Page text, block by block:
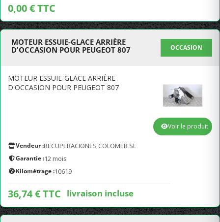
0,00 € TTC
MOTEUR ESSUIE-GLACE ARRIÈRE
D'OCCASION POUR PEUGEOT 807
OCCASION
MOTEUR ESSUIE-GLACE ARRIÈRE
D'OCCASION POUR PEUGEOT 807
Vendeur :RECUPERACIONES COLOMER SL
Garantie :12 mois
Kilométrage :10619
36,74 € TTC livraison incluse
Voir le produit